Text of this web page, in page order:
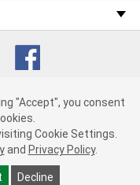
use of All the cookies.
Cookie Settings.
and Privacy Policy.
Decline
"Accept", you consent
Cookie Settings.
and Privacy Policy.
Decline
(3) cv1361
las cadenas de suministro